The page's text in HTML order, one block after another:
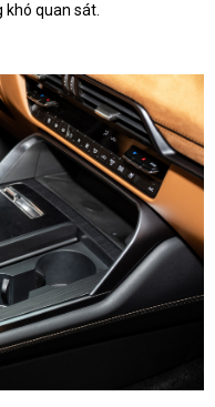
khó quan sát.